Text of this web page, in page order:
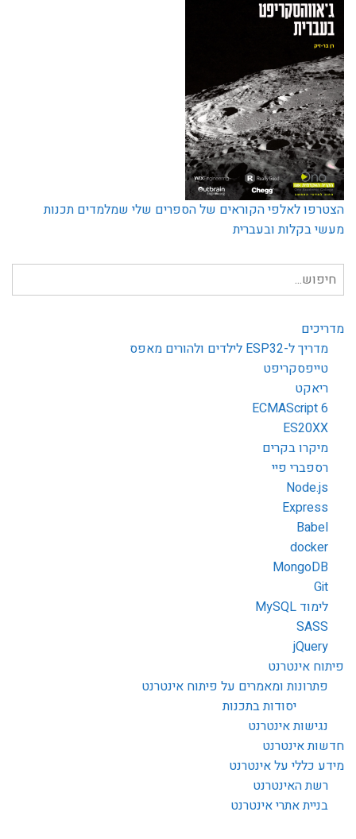
הצטרפו לאלפי הקוראים של הספרים שלי שמלמדים תכנות
מעשי בקלות ובעברית
חיפוש
עבור:
מדריכים
מדריך ל-ESP32 לילדים ולהורים מאפס
טייפסקריפט
ריאקט
ECMAScript 6
ES20XX
מיקרו בקרים
רספברי פיי
Node.js
Express
Babel
docker
MongoDB
Git
לימוד MySQL
SASS
jQuery
פיתוח אינטרנט
פתרונות ומאמרים על פיתוח אינטרנט
יסודות בתכנות
נגישות אינטרנט
חדשות אינטרנט
מידע כללי על אינטרנט
רשת האינטרנט
בניית אתרי אינטרנט